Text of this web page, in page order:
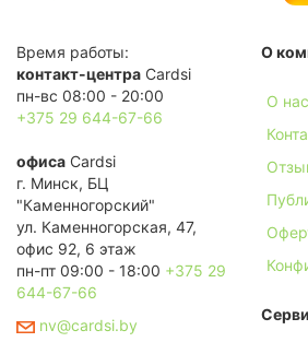
Время работы:
контакт-центра Cardsi
пн-вс 08:00 - 20:00
+375 29 644-67-66
офиса Cardsi
г. Минск, БЦ
"Каменногорский"
ул. Каменногорская, 47,
офис 92, 6 этаж
пн-пт 09:00 - 18:00 +375 29
644-67-66
nv@cardsi.by
О
О нас